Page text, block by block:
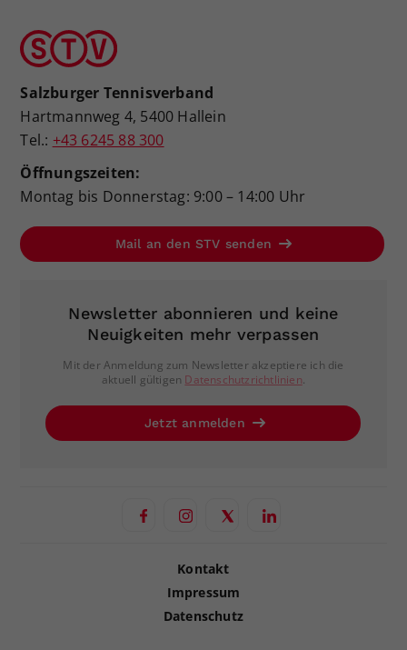
Salzburger Tennisverband
Hartmannweg 4, 5400 Hallein
Tel.: +43 6245 88 300
Öffnungszeiten:
Montag bis Donnerstag: 9:00 – 14:00 Uhr
Mail an den STV senden
Newsletter abonnieren und keine
Neuigkeiten mehr verpassen
Mit der Anmeldung zum Newsletter akzeptiere ich die
aktuell gültigen Datenschutzrichtlinien.
Jetzt anmelden
Kontakt
Impressum
Datenschutz